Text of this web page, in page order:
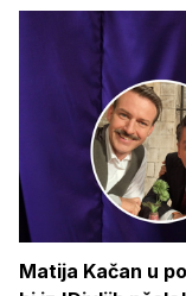
Matija Kačan u